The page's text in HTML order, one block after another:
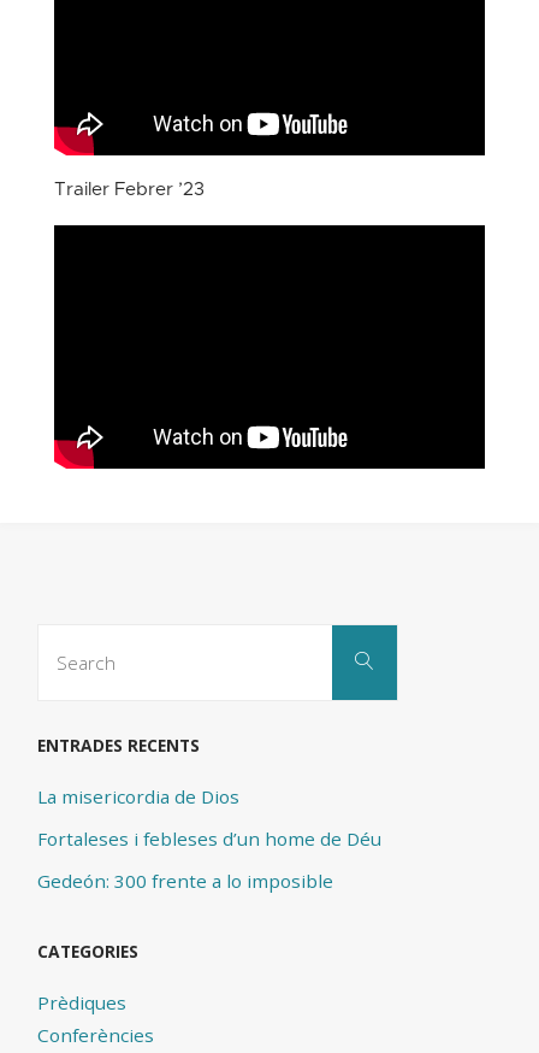
Trailer Febrer ’23
Search
ENTRADES RECENTS
La misericordia de Dios
Fortaleses i febleses d’un home de Déu
Gedeón: 300 frente a lo imposible
CATEGORIES
Prèdiques
Conferències